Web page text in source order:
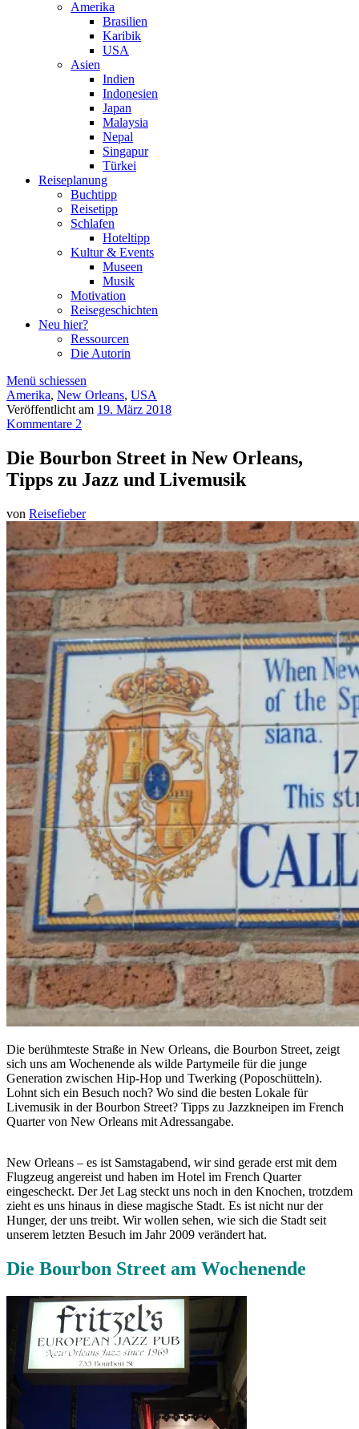
Amerika
Brasilien
Karibik
USA
Asien
Indien
Indonesien
Japan
Malaysia
Nepal
Singapur
Türkei
Reiseplanung
Buchtipp
Reisetipp
Schlafen
Hoteltipp
Kultur & Events
Museen
Musik
Motivation
Reisegeschichten
Neu hier?
Ressourcen
Die Autorin
Menü schiessen
Amerika, New Orleans, USA
Veröffentlicht am 19. März 2018
Kommentare 2
Die Bourbon Street in New Orleans,
Tipps zu Jazz und Livemusik
von Reisefieber
Die berühmteste Straße in New Orleans, die Bourbon Street, zeigt
sich uns am Wochenende als wilde Partymeile für die junge
Generation zwischen Hip-Hop und Twerking (Poposchütteln).
Lohnt sich ein Besuch noch? Wo sind die besten Lokale für
Livemusik in der Bourbon Street? Tipps zu Jazzkneipen im French
Quarter von New Orleans mit Adressangabe.
New Orleans – es ist Samstagabend, wir sind gerade erst mit dem
Flugzeug angereist und haben im Hotel im French Quarter
eingescheckt. Der Jet Lag steckt uns noch in den Knochen, trotzdem
zieht es uns hinaus in diese magische Stadt. Es ist nicht nur der
Hunger, der uns treibt. Wir wollen sehen, wie sich die Stadt seit
unserem letzten Besuch im Jahr 2009 verändert hat.
Die Bourbon Street am Wochenende